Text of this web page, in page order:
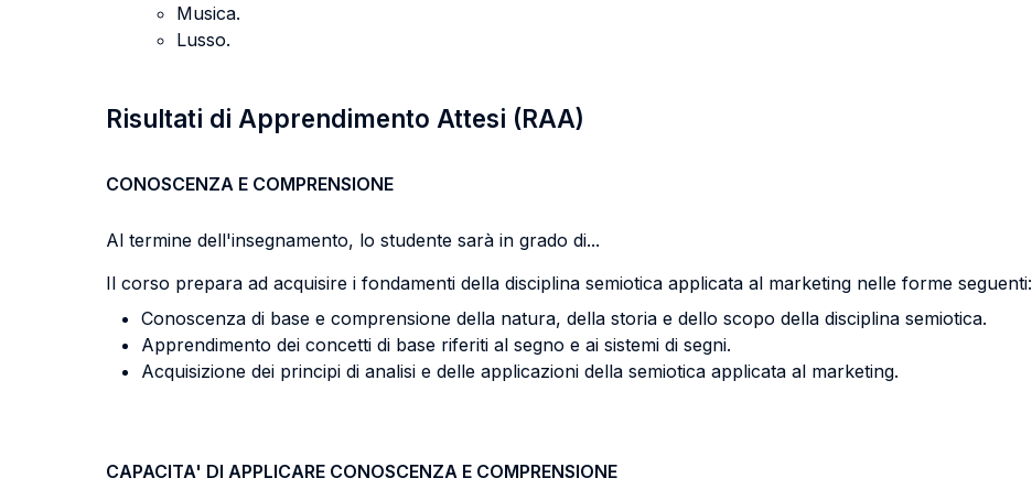
Musica.
Lusso.
Risultati di Apprendimento Attesi (RAA)
CONOSCENZA E COMPRENSIONE
Al termine dell'insegnamento, lo studente sarà in grado di...
Il corso prepara ad acquisire i fondamenti della disciplina semiotica applicata al marketing nelle forme seguenti:
Conoscenza di base e comprensione della natura, della storia e dello scopo della disciplina semiotica.
Apprendimento dei concetti di base riferiti al segno e ai sistemi di segni.
Acquisizione dei principi di analisi e delle applicazioni della semiotica applicata al marketing.
CAPACITA' DI APPLICARE CONOSCENZA E COMPRENSIONE